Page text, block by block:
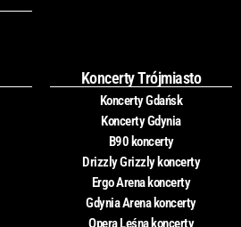
Koncerty Trójmiasto
Koncerty Gdańsk
Koncerty Gdynia
B90 koncerty
Drizzly Grizzly koncerty
Ergo Arena koncerty
Gdynia Arena koncerty
Opera Leśna koncerty